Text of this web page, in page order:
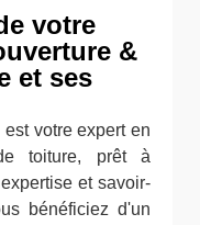
votre
&
et ses
votre expert en
toiture, prêt à
et savoir-
bénéficiez d'un